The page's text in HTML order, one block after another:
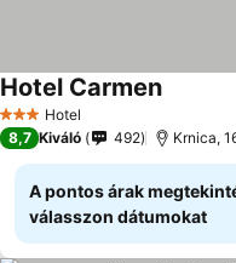
3 Kategória
Hotel
Hotel Carmen
8,7 Kiváló 492 Krnica,
A pontos árak
válasszon dátumokat